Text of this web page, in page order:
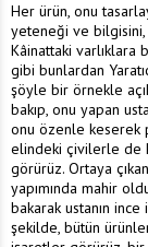
Her ürün, onu
yeteneği ve
Kâinattaki varlıklara
gibi bunlardan
şöyle bir örnekle
bakıp, onu yapan
onu özenle keserek
elindeki çivilerle de
görürüz. Ortaya
yapımında mahir
bakarak ustanın
şekilde, bütün